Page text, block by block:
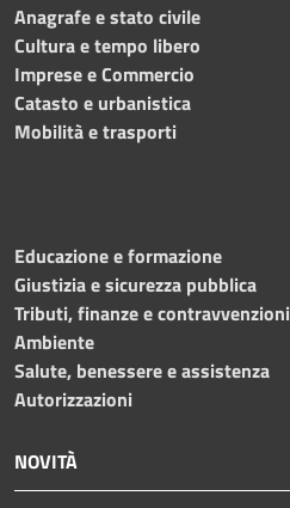
Anagrafe e stato civile
Cultura e tempo libero
Imprese e Commercio
Catasto e urbanistica
Mobilità e trasporti
Educazione e formazione
Giustizia e sicurezza pubblica
Tributi, finanze e contravvenzioni
Ambiente
Salute, benessere e assistenza
Autorizzazioni
NOVITÀ